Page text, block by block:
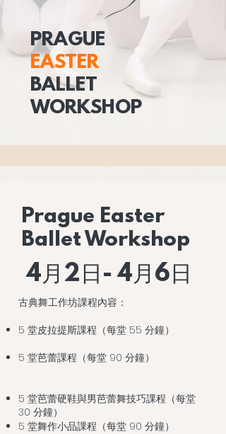
PRAGUE
EASTER
BALLET
WORKSHOP
Prague Easter
Ballet Workshop
4月2日- 4月6日
古典舞工作坊課程內容：
5 堂皮拉提斯課程（每堂 55 分鐘）
5 堂芭蕾課程（每堂 90 分鐘）
5 堂芭蕾硬鞋與男芭蕾舞技巧課程（每堂
30 分鐘）
5 堂舞作小品課程（每堂 90 分鐘）